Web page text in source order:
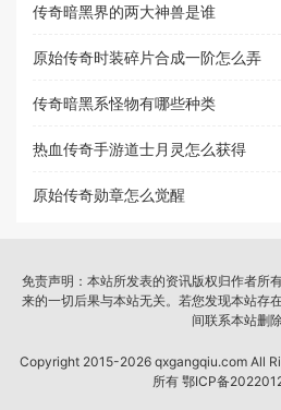
传奇暗黑界的两大神兽是谁
原始传奇时装碎片合成一阶怎么弄
传奇暗黑系怪物有哪些种类
热血传奇手游道士月灵怎么获得
原始传奇勋章怎么觉醒
免责声明：本站所发表的资讯版权归作者所
来的一切后果与本站无关。若您发现本站存
间联系本站删
Copyright 2015-2026 qxgangqiu.com All
所有 鄂ICP备